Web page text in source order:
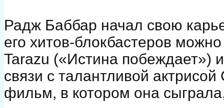
Радж Баббар начал свою
его хитов-блокбастеров
Tarazu («Истина побеждает»)
связи с талантливой
фильм, в котором она